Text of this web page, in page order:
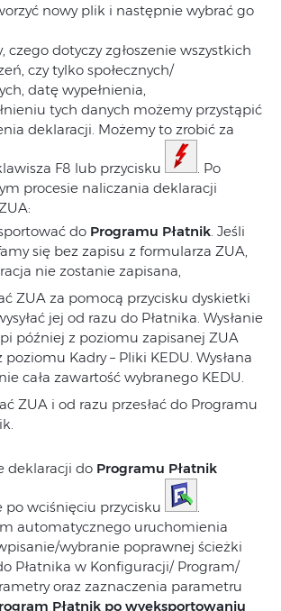
nowy plik i następnie wybrać go
czego dotyczy zgłoszenie wszystkich
czy tylko społecznych/
datę wypełnienia,
tych danych możemy przystąpić
deklaracji. Możemy to zrobić za
F8 lub przycisku
. Po
procesie naliczania deklaracji
do Programu Płatnik. Jeśli
się bez zapisu z formularza ZUA,
nie zostanie zapisana,
ZUA za pomocą przycisku dyskietki
jej od razu do Płatnika. Wysłanie
później z poziomu zapisanej ZUA
poziomu Kadry – Pliki KEDU. Wysłana
cała zawartość wybranego KEDU.
ZUA i od razu przesłać do Programu
deklaracji do Programu Płatnik
po wciśnięciu przycisku
automatycznego uruchomienia
wybranie poprawnej ścieżki
Płatnika w Konfiguracji/ Program/
oraz zaznaczenia parametru
Płatnik po wyeksportowaniu